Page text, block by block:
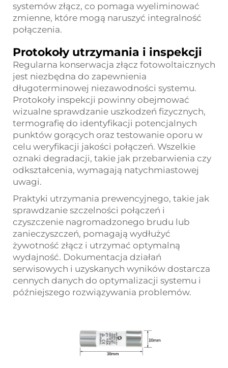
systemów złącz, co pomaga wyeliminować
zmienne, które mogą naruszyć integralność
połączenia.
Protokoły utrzymania i inspekcji
Regularna konserwacja złącz fotowoltaicznych
jest niezbędna do zapewnienia
długoterminowej niezawodności systemu.
Protokoły inspekcji powinny obejmować
wizualne sprawdzanie uszkodzeń fizycznych,
termografię do identyfikacji potencjalnych
punktów gorących oraz testowanie oporu w
celu weryfikacji jakości połączeń. Wszelkie
oznaki degradacji, takie jak przebarwienia czy
odkształcenia, wymagają natychmiastowej
uwagi.
Praktyki utrzymania prewencyjnego, takie jak
sprawdzanie szczelności połączeń i
czyszczenie nagromadzonego brudu lub
zanieczyszczeń, pomagają wydłużyć
żywotność złącz i utrzymać optymalną
wydajność. Dokumentacja działań
serwisowych i uzyskanych wyników dostarcza
cennych danych do optymalizacji systemu i
późniejszego rozwiązywania problemów.